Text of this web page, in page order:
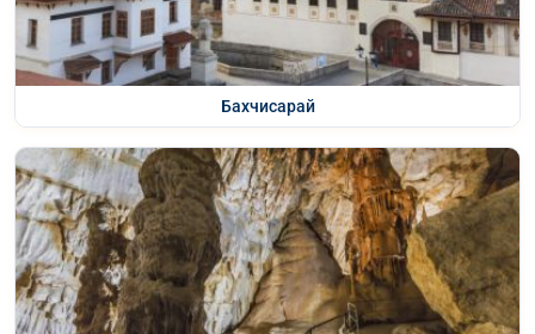
Бахчисарай